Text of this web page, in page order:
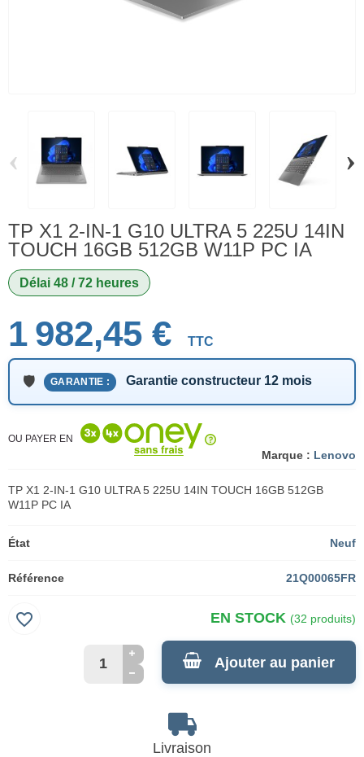
‹ ›
TP X1 2-IN-1 G10 ULTRA 5 225U 14IN
TOUCH 16GB 512GB W11P PC IA
Délai 48 / 72 heures
Marque : Lenovo
1 982,45 € TTC
GARANTIE : Garantie constructeur 12 mois
OU PAYER EN
TP X1 2-IN-1 G10 ULTRA 5 225U 14IN TOUCH 16GB 512GB
W11P PC IA
État Neuf
Référence 21Q00065FR
EN STOCK (32 produits)
Ajouter au panier
favorite_border
Livraison